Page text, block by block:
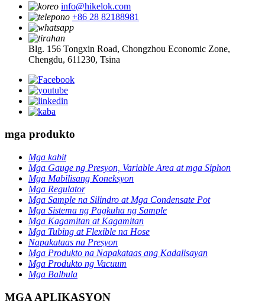
info@hikelok.com
+86 28 82188981
Blg. 156 Tongxin Road, Chongzhou Economic Zone,
Chengdu, 611230, Tsina
mga produkto
Mga kabit
Mga Gauge ng Presyon, Variable Area at mga Siphon
Mga Mabilisang Koneksyon
Mga Regulator
Mga Sample na Silindro at Mga Condensate Pot
Mga Sistema ng Pagkuha ng Sample
Mga Kagamitan at Kagamitan
Mga Tubing at Flexible na Hose
Napakataas na Presyon
Mga Produkto na Napakataas ang Kadalisayan
Mga Produkto ng Vacuum
Mga Balbula
MGA APLIKASYON